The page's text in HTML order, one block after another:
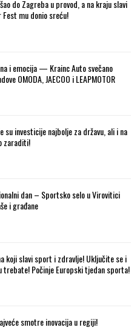
do Zagreba u provod, a na kraju slavi
mu donio sreću!
i emocija — Krainc Auto svečano
OMODA, JAECOO i LEAPMOTOR
su investicije najbolje za državu, ali i na
zaraditi!
dan – Sportsko selo u Virovitici
i građane
koji slavi sport i zdravlje! Uključite se i
trebate! Počinje Europski tjedan sporta!
smotre inovacija u regiji!